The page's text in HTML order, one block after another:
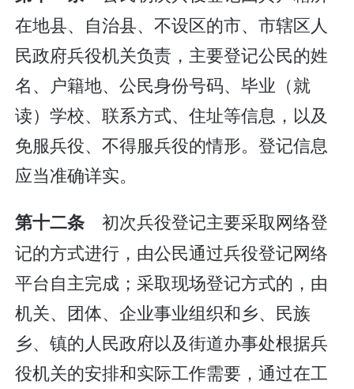
在地县、自治县、不设区的市、市辖区人
民政府兵役机关负责，主要登记公民的姓
名、户籍地、公民身份号码、毕业（就
读）学校、联系方式、住址等信息，以及
免服兵役、不得服兵役的情形。登记信息
应当准确详实。
第十二条初次兵役登记主要采取网络登
记的方式进行，由公民通过兵役登记网络
平台自主完成；采取现场登记方式的，由
机关、团体、企业事业组织和乡、民族
乡、镇的人民政府以及街道办事处根据兵
役机关的安排和实际工作需要，通过在工